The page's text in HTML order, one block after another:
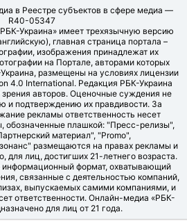
в Реестре субъектов в сфере медиа —
R40-05347
Украина» имеет трехязычную версию
главная страница портала –
изображения принадлежат их
на Портале, авторами которых
размещены на условиях лицензии
4.0 International. Редакция РБК-Украина
зрения авторов. Оценочные суждения не
и подтверждению их правдивости. За
рекламы ответственность несет
обозначенные плашкой: "Пресс-релизы",
материал", "Promo",
размещаются на правах рекламы и
для лиц, достигших 21-летнего возраста.
информационный формат, охватывающий
связанные с деятельностью компаний,
выпускаемых самими компаниями, и
ответственности. Онлайн-медиа «РБК-
для лиц от 21 года.